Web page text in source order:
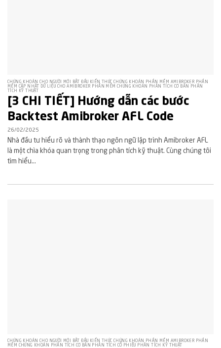
CHỨNG KHOÁN CHO NGƯỜI MỚI BẮT ĐẦU KIẾN THỨC CHỨNG KHOÁN PHẦN MỀM AMIBROKER PHẦN
MỀM CẬP NHẬT DỮ LIỆU CHO AMIBROKER PHẦN MỀM CHỨNG KHOÁN PHÂN TÍCH CƠ BẢN PHÂN
TÍCH KỸ THUẬT
[3 CHI TIẾT] Hướng dẫn các bước
Backtest Amibroker AFL Code
26/02/2025
Nhà đầu tư hiểu rõ và thành thạo ngôn ngữ lập trình Amibroker AFL
là một chìa khóa quan trọng trong phân tích kỹ thuật. Cùng chúng tôi
tìm hiểu...
CHỨNG KHOÁN CHO NGƯỜI MỚI BẮT ĐẦU KIẾN THỨC CHỨNG KHOÁN PHẦN MỀM AMIBROKER PHẦN
MỀM CHỨNG KHOÁN PHÂN TÍCH CƠ BẢN PHÂN TÍCH CỔ PHIẾU PHÂN TÍCH KỸ THUẬT